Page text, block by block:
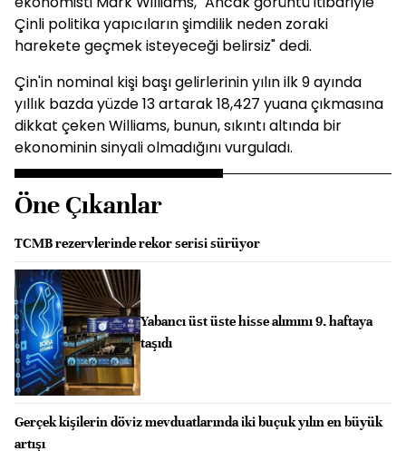
Çinli politika yapıcıların şimdilik neden zoraki
harekete geçmek isteyeceği belirsiz" dedi.
Çin'in nominal kişi başı gelirlerinin yılın ilk 9 ayında
yıllık bazda yüzde 13 artarak 18,427 yuana çıkmasına
dikkat çeken Williams, bunun, sıkıntı altında bir
ekonominin sinyali olmadığını vurguladı.
Öne Çıkanlar
TCMB rezervlerinde rekor serisi sürüyor
Yabancı üst üste hisse alımını 9. haftaya
taşıdı
Gerçek kişilerin döviz mevduatlarında iki buçuk yılın en büyük
artışı